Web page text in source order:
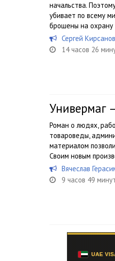
начальства.
убивает по всему
брошены на охрану
Сергей Кирсанов
14 часов 26
Универмаг
Роман о людях,
товароведы,
материалом
Своим новым
Вячеслав
9 часов 49